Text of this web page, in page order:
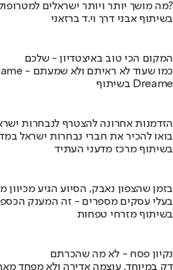
מה מושך יותר ויותר ישראלים למטרופולין המתפתח של האזור היפה במדינה?
בשיתוף אבני דרך וי.ד ברזאני
המקום הכי טוב באיצטדיון - שלכם
המונדיאל עם מסכי Dreame - כמו שעוד לא ראיתם ולא שמעתם
בשיתוף Dreame
הזדמנות אחרונה להצטרף לנבחרות
בואו להכיר את חברי נבחרות ישראל
בשיתוף מרכז מדעני העתיד
בזמן שהצפון נאבק, הסיוע הגיע מכיוון
בעלי עסקים מספרים - זה המענק הכספי
בשיתוף מזרחי טפחות
נקיון פסח - לא מה שהכרתם
דק במיוחד, עוצמה אדירה ולא מפחד